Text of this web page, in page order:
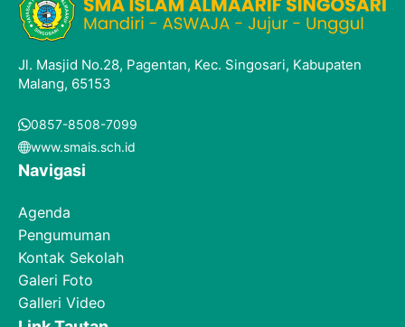
Jl. Masjid No.28, Pagentan, Kec. Singosari, Kabupaten
Malang, 65153
0857-8508-7099
www.smais.sch.id
Navigasi
Agenda
Pengumuman
Kontak Sekolah
Galeri Foto
Galleri Video